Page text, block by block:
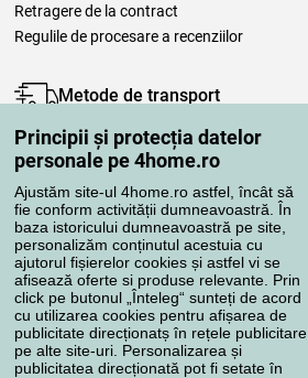
Principii și protecția datelor
personale pe 4home.ro
Ajustăm site-ul 4home.ro astfel, încât să
fie conform activității dumneavoastră. În
baza istoricului dumneavoastră pe site,
personalizăm conținutul acestuia cu
ajutorul fișierelor cookies și astfel vi se
afisează oferte si produse relevante. Prin
click pe butonul „Înteleg“ sunteți de acord
cu utilizarea cookies pentru afișarea de
publicitate direcționatș în rețele publicitare
pe alte site-uri. Personalizarea și
publicitatea direcționată pot fi setate în
Retragere de la contract
Regulile de procesare a recenziilor
Metode de transport
Metode de plată
Magazin de încredere